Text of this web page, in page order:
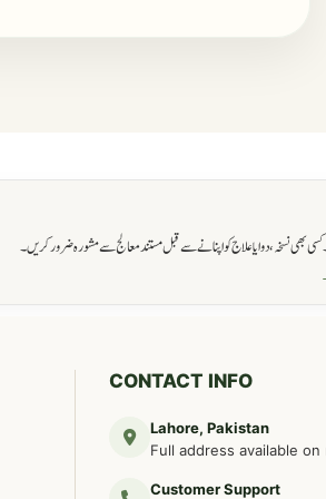
نسخہ، دوا یا علاج کو اپنانے سے قبل مستند معالج سے مشورہ ضرور کریں۔
CONTACT INFO
Lahore, Pakistan
Full address available
Customer Support